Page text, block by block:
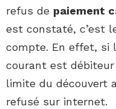
refus de paiement
est constaté, c’est
compte. En effet, si
courant est
limite du découvert
refusé sur internet.